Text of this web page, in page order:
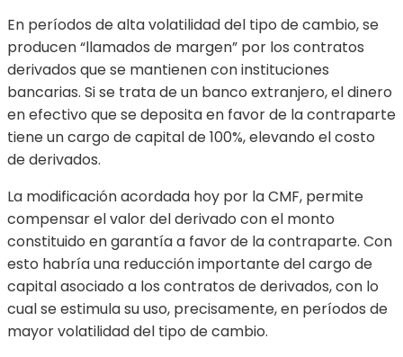
En períodos de alta volatilidad del tipo de cambio, se
producen “llamados de margen” por los contratos
derivados que se mantienen con instituciones
bancarias. Si se trata de un banco extranjero, el dinero
en efectivo que se deposita en favor de la contraparte
tiene un cargo de capital de 100%, elevando el costo
de derivados.
La modificación acordada hoy por la CMF, permite
compensar el valor del derivado con el monto
constituido en garantía a favor de la contraparte. Con
esto habría una reducción importante del cargo de
capital asociado a los contratos de derivados, con lo
cual se estimula su uso, precisamente, en períodos de
mayor volatilidad del tipo de cambio.